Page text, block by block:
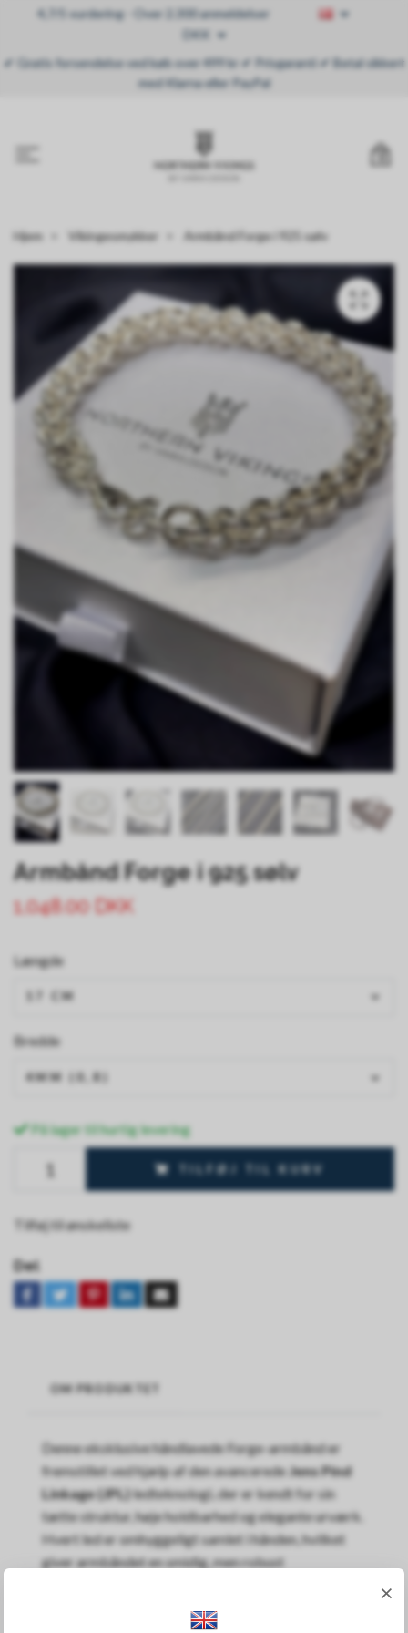
4,7/5 vurdering - Over 2.300 anmeldelser
DKK
✔ Gratis forsendelse ved køb over 499 kr ✔ Prisgaranti ✔ Betal sikkert
med Klarna eller PayPal
Hjem Vikingesmykker Armbånd Forge i 925 sølv
Armbånd Forge i 925 sølv
1,048.00 DKK
Længde
17 CM
Bredde
4MM (0,8)
På lager til hurtig levering
TILFØJ TIL KURV
Tilføj til ønskeliste
Del
OM PRODUKTET
Denne eksklusive håndlavede Forge-armbånd er
fremstillet ved hjælp af den avanceredeJens Pind
Linkage (JPL)ledteknologi, der er kendt for sin
tætte struktur, høje holdbarhed og elegante urværk.
Hvert led er omhyggeligt samlet i hånden, hvilket
giver armbåndet en smidig, men robust
925 sterlingsølvmed en smuk
×